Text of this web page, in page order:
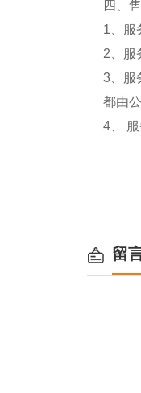
四、
1、服
2、服
3、服
都由
4、
留